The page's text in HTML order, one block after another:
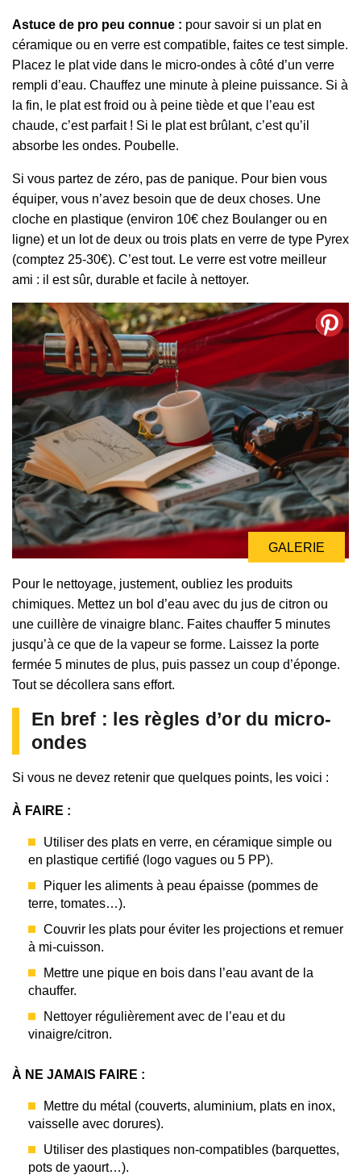
Astuce de pro peu connue : pour savoir si un plat en
céramique ou en verre est compatible, faites ce test simple.
Placez le plat vide dans le micro-ondes à côté d’un verre
rempli d’eau. Chauffez une minute à pleine puissance. Si à
la fin, le plat est froid ou à peine tiède et que l’eau est
chaude, c’est parfait ! Si le plat est brûlant, c’est qu’il
absorbe les ondes. Poubelle.
Si vous partez de zéro, pas de panique. Pour bien vous
équiper, vous n’avez besoin que de deux choses. Une
cloche en plastique (environ 10€ chez Boulanger ou en
ligne) et un lot de deux ou trois plats en verre de type Pyrex
(comptez 25-30€). C’est tout. Le verre est votre meilleur
ami : il est sûr, durable et facile à nettoyer.
GALERIE
Pour le nettoyage, justement, oubliez les produits
chimiques. Mettez un bol d’eau avec du jus de citron ou
une cuillère de vinaigre blanc. Faites chauffer 5 minutes
jusqu’à ce que de la vapeur se forme. Laissez la porte
fermée 5 minutes de plus, puis passez un coup d’éponge.
Tout se décollera sans effort.
En bref : les règles d’or du micro-
ondes
Si vous ne devez retenir que quelques points, les voici :
À FAIRE :
Utiliser des plats en verre, en céramique simple ou
en plastique certifié (logo vagues ou 5 PP).
Piquer les aliments à peau épaisse (pommes de
terre, tomates…).
Couvrir les plats pour éviter les projections et remuer
à mi-cuisson.
Mettre une pique en bois dans l’eau avant de la
chauffer.
Nettoyer régulièrement avec de l’eau et du
vinaigre/citron.
À NE JAMAIS FAIRE :
Mettre du métal (couverts, aluminium, plats en inox,
vaisselle avec dorures).
Utiliser des plastiques non-compatibles (barquettes,
pots de yaourt…).